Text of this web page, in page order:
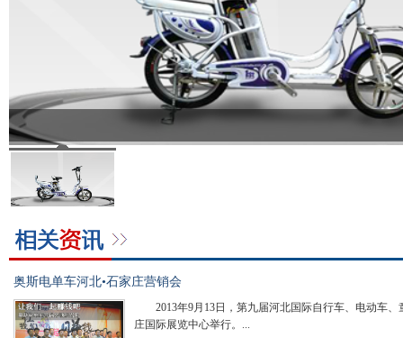
奥斯电单车河北•石家庄营销会
2013年9月13日，第九届河北国际自行车、电动车
庄国际展览中心举行。...